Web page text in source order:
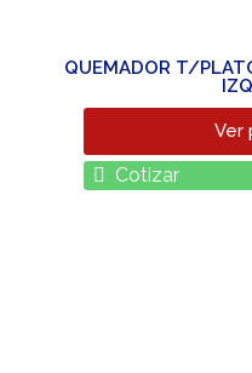
QUEMADOR T/
Ver
Cotizar